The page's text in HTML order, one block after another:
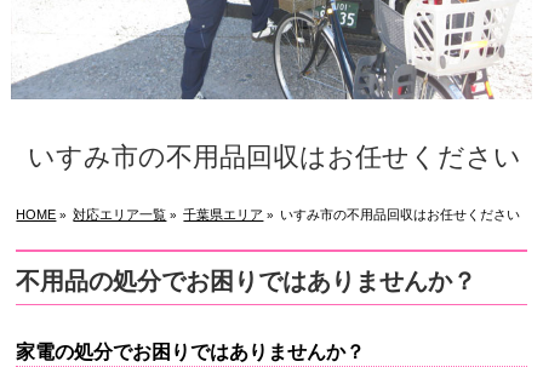
いすみ市の不用品回収はお任せください
HOME » 対応エリア一覧 » 千葉県エリア » いすみ市の不用品回収はお任せください
不用品の処分でお困りではありませんか？
家電の処分でお困りではありませんか？